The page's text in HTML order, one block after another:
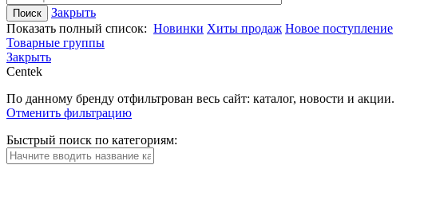
Закрыть
Показать полный список: Новинки Хиты продаж Новое поступление
Товарные группы
Закрыть
Centek
По данному бренду отфильтрован весь сайт: каталог, новости и акции.
Отменить фильтрацию
Быстрый поиск по категориям: